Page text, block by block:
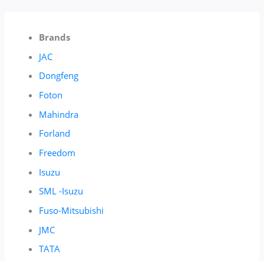
Brands
JAC
Dongfeng
Foton
Mahindra
Forland
Freedom
Isuzu
SML -Isuzu
Fuso-Mitsubishi
JMC
TATA